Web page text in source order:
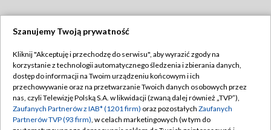
TVP
Abonament TVP
Emisja w TVP
Centrum informacji TVP
Regulamin TVP
Polityka prywatności
Szanujemy Twoją prywatność
Kliknij "Akceptuję i przechodzę do serwisu", aby wyrazić zgody na
korzystanie z technologii automatycznego śledzenia i zbierania danych,
dostęp do informacji na Twoim urządzeniu końcowym i ich
przechowywanie oraz na przetwarzanie Twoich danych osobowych przez
nas, czyli Telewizję Polską S.A. w likwidacji (zwaną dalej również „TVP”),
Zaufanych Partnerów z IAB* (1201 firm) oraz pozostałych Zaufanych
Partnerów TVP (93 firm), w celach marketingowych (w tym do